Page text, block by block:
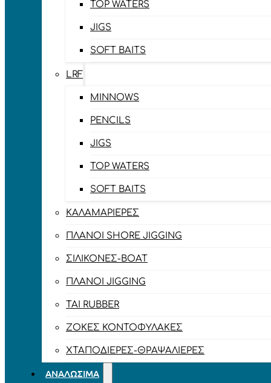
TOP WATERS
JIGS
SOFT BAITS
LRF
MINNOWS
PENCILS
JIGS
TOP WATERS
SOFT BAITS
ΚΑΛΑΜΑΡΙΈΡΕΣ
ΠΛΆΝΟΙ SHORE JIGGING
ΣΙΛΙΚΌΝΕΣ-BOAT
ΠΛΆΝΟΙ JIGGING
TAI RUBBER
ΖΌΚΕΣ ΚΟΝΤΟΦΎΛΑΚΕΣ
ΧΤΑΠΟΔΙΈΡΕΣ-ΘΡΑΨΑΛΙΈΡΕΣ
ΑΝΑΛΏΣΙΜΑ